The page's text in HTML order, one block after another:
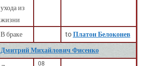
ухода из
жизни
В браке
toПлатон Белоконев
Дмитрий Михайлович Фисенко
08